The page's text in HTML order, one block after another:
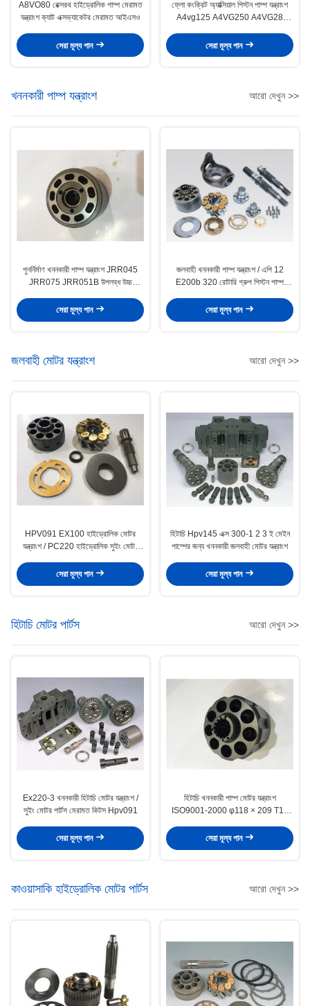
A8VO80 রেক্সরথ হাইড্রোলিক পাম্প মেরামত
যন্ত্রাংশ ক্যাট এক্সভ্যাকেটর মেরামত আইএসও
সেরা মূল্য পান
ফ্লো কংক্রিট অ্যাক্সিয়াল পিস্টন পাম্প যন্ত্রাংশ
A4vg125 A4VG250 A4VG28
সেরা মূল্য পান
খননকারী পাম্প যন্ত্রাংশ আরো দেখুন >>
পুনর্নির্মাণ খননকারী পাম্প যন্ত্রাংশ JRR045
JRR075 JRR051B উপলব্ধ উচ্চ
সেরা মূল্য পান
জলবাহী খননকারী পাম্প যন্ত্রাংশ / এপি 12
E200b 320 রোটারি গ্রুপ পিস্টন পাম্প
সেরা মূল্য পান
জলবাহী মোটর যন্ত্রাংশ আরো দেখুন >>
HPV091 EX100 হাইড্রোলিক মোটর
যন্ত্রাংশ / PC220 হাইড্রোলিক সুইং মোটর
সেরা মূল্য পান
হিটাচি Hpv145 এক্স 300-1 2 3 ই মেইন
পাম্পের জন্য খননকারী জলবাহী মোটর যন্ত্রাংশ
সেরা মূল্য পান
হিটাচি মোটর পার্টস আরো দেখুন >>
Ex220-3 খননকারী হিটাচি মোটর যন্ত্রাংশ /
সুইং মোটর পার্টস মেরামত কিটস Hpv091
সেরা মূল্য পান
হিটাচি খননকারী পাম্প মোটর যন্ত্রাংশ
ISO9001-2000 φ118 × 209 T15
সেরা মূল্য পান
কাওয়াসাকি হাইড্রোলিক মোটর পার্টস আরো দেখুন >>